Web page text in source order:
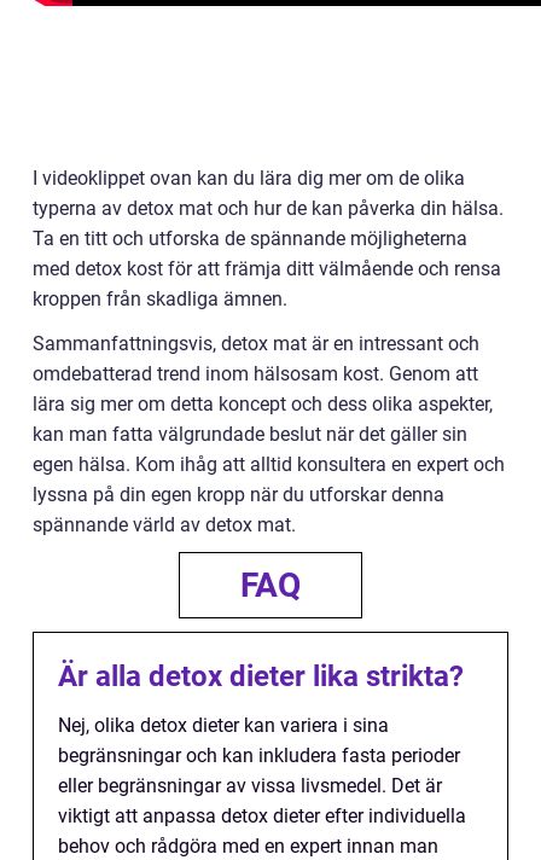
I videoklippet ovan kan du lära dig mer om de olika
typerna av detox mat och hur de kan påverka din hälsa.
Ta en titt och utforska de spännande möjligheterna
med detox kost för att främja ditt välmående och rensa
kroppen från skadliga ämnen.
Sammanfattningsvis, detox mat är en intressant och
omdebatterad trend inom hälsosam kost. Genom att
lära sig mer om detta koncept och dess olika aspekter,
kan man fatta välgrundade beslut när det gäller sin
egen hälsa. Kom ihåg att alltid konsultera en expert och
lyssna på din egen kropp när du utforskar denna
spännande värld av detox mat.
FAQ
Är alla detox dieter lika strikta?
Nej, olika detox dieter kan variera i sina
begränsningar och kan inkludera fasta perioder
eller begränsningar av vissa livsmedel. Det är
viktigt att anpassa detox dieter efter individuella
behov och rådgöra med en expert innan man